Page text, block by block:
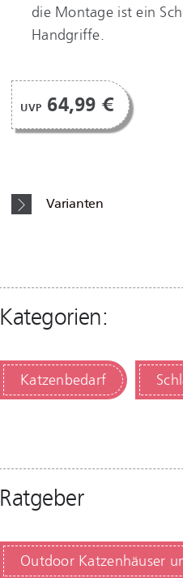
die Montage ist ein
Handgriffe.
UVP 64,99 €
Varianten
Kategorien:
Katzenbedarf
Ratgeber
Outdoor Katzenhäuser